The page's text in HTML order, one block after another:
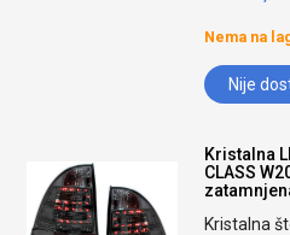
Nema na
Nije
Kristalna
CLASS
Kristalna